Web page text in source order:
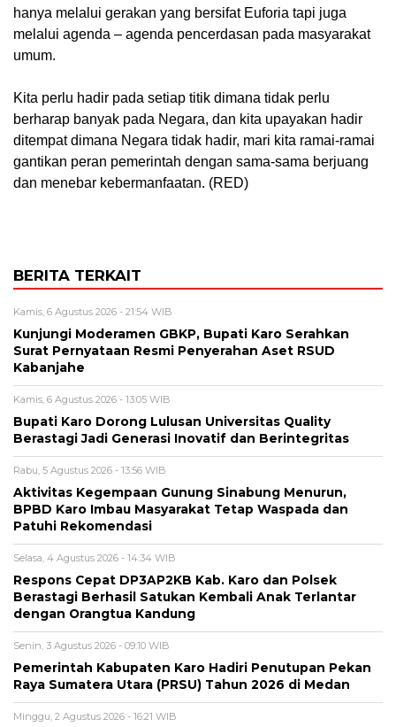
hanya melalui gerakan yang bersifat Euforia tapi juga
melalui agenda – agenda pencerdasan pada masyarakat
umum.
‎Kita perlu hadir pada setiap titik dimana tidak perlu
berharap banyak pada Negara, dan kita upayakan hadir
ditempat dimana Negara tidak hadir, mari kita ramai-ramai
gantikan peran pemerintah dengan sama-sama berjuang
dan menebar kebermanfaatan. (RED)
BERITA TERKAIT
Kamis, 6 Agustus 2026 - 21:54 WIB
Kunjungi Moderamen GBKP, Bupati Karo Serahkan
Surat Pernyataan Resmi Penyerahan Aset RSUD
Kabanjahe
Kamis, 6 Agustus 2026 - 13:05 WIB
Bupati Karo Dorong Lulusan Universitas Quality
Berastagi Jadi Generasi Inovatif dan Berintegritas
Rabu, 5 Agustus 2026 - 13:56 WIB
Aktivitas Kegempaan Gunung Sinabung Menurun,
BPBD Karo Imbau Masyarakat Tetap Waspada dan
Patuhi Rekomendasi
Selasa, 4 Agustus 2026 - 14:34 WIB
Respons Cepat DP3AP2KB Kab. Karo dan Polsek
Berastagi Berhasil Satukan Kembali Anak Terlantar
dengan Orangtua Kandung
Senin, 3 Agustus 2026 - 09:10 WIB
Pemerintah Kabupaten Karo Hadiri Penutupan Pekan
Raya Sumatera Utara (PRSU) Tahun 2026 di Medan
Minggu, 2 Agustus 2026 - 16:21 WIB